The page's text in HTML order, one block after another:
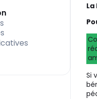
(étape courante)
Si